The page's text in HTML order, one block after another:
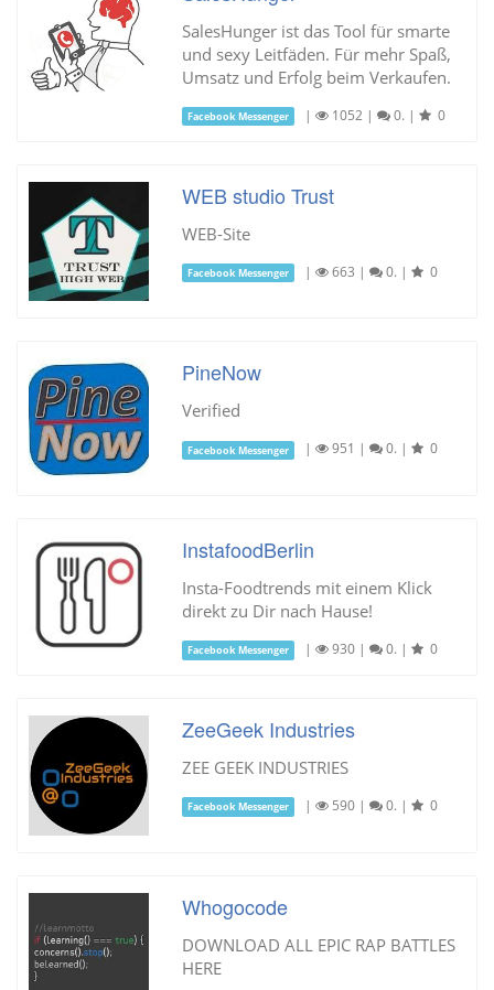
SalesHunger ist das Tool für smarte
und sexy Leitfäden. Für mehr Spaß,
Umsatz und Erfolg beim Verkaufen.
Facebook Messenger | 1052 | 0. | 0
WEB studio Trust
WEB-Site
Facebook Messenger | 663 | 0. | 0
PineNow
Verified
Facebook Messenger | 951 | 0. | 0
InstafoodBerlin
Insta-Foodtrends mit einem Klick
direkt zu Dir nach Hause!
Facebook Messenger | 930 | 0. | 0
ZeeGeek Industries
ZEE GEEK INDUSTRIES
Facebook Messenger | 590 | 0. | 0
Whogocode
DOWNLOAD ALL EPIC RAP BATTLES
HERE